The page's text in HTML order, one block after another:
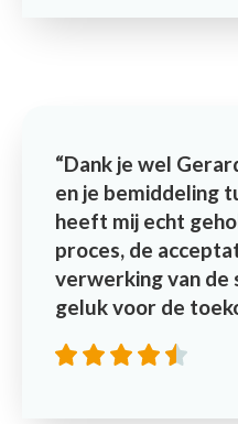
Dank je wel
en je bemiddeling
heeft mij echt
proces, de
verwerking van de
geluk voor de